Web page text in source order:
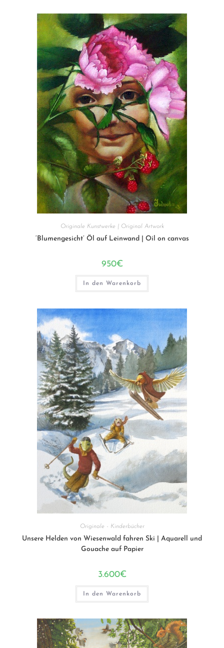
Originale Kunstwerke | Original Artwork
‘Blumengesicht’ Öl auf Leinwand | Oil on canvas
950€
In den Warenkorb
Originale - Kinderbücher
Unsere Helden von Wiesenwald fahren Ski | Aquarell und
Gouache auf Papier
3.600€
In den Warenkorb